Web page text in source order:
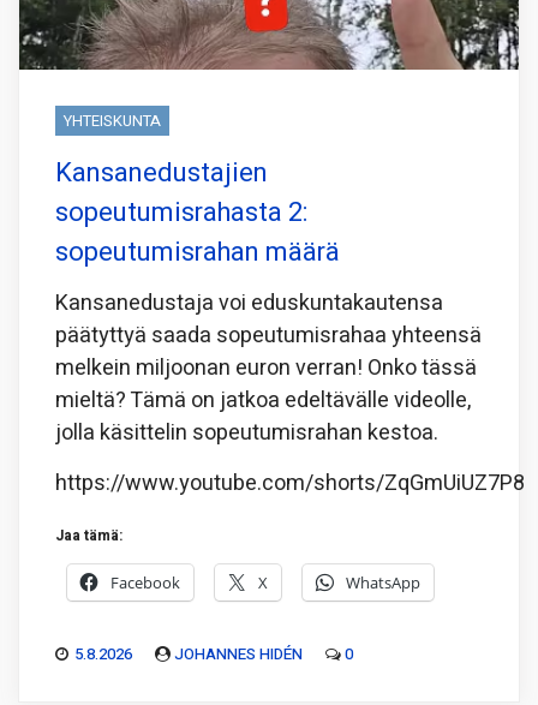
YHTEISKUNTA
Kansanedustajien
sopeutumisrahasta 2:
sopeutumisrahan määrä
Kansanedustaja voi eduskuntakautensa
päätyttyä saada sopeutumisrahaa yhteensä
melkein miljoonan euron verran! Onko tässä
mieltä? Tämä on jatkoa edeltävälle videolle,
jolla käsittelin sopeutumisrahan kestoa.
https://www.youtube.com/shorts/ZqGmUiUZ7P8
Jaa tämä:
Facebook X WhatsApp
5.8.2026 JOHANNES HIDÉN 0